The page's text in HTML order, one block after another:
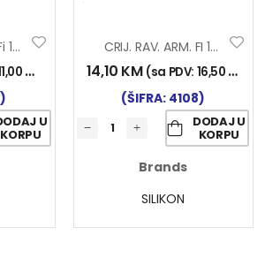
CRIJ. RAV. ARM. Fi 18X1000
KM
U
KORPU
CRIJ. RAV. ARM. FI 16X1000 SILIKON
14,10 KM (sa PDV: 16,50 KM
(ŠIFRA: 4108)
DODAJ U
KORPU
Brands
SILIKON